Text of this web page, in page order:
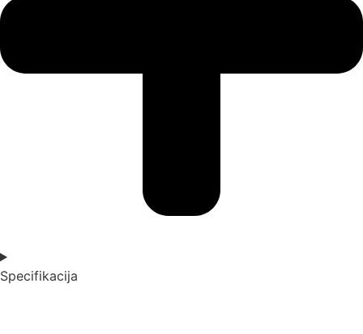
Specifikacija